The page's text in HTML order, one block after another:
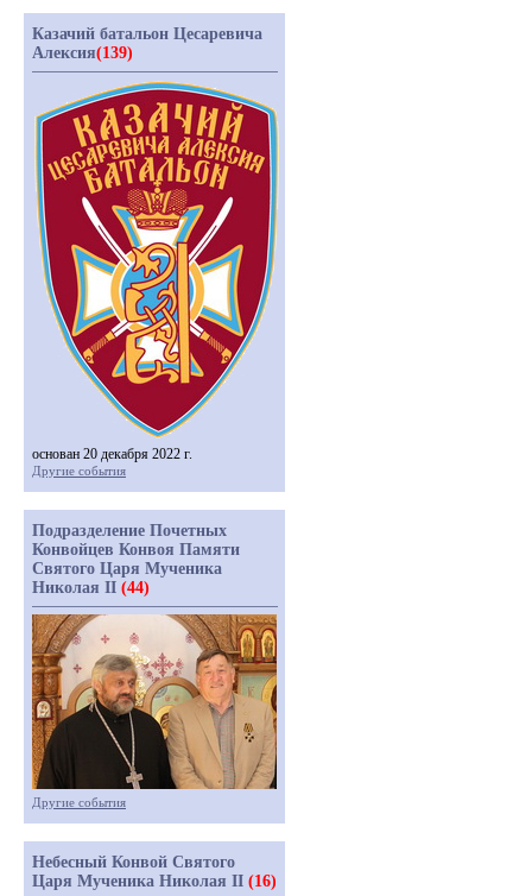
Казачий батальон Цесаревича
Алексия(139)
основан 20 декабря 2022 г.
Другие события
Подразделение Почетных
Конвойцев Конвоя Памяти
Святого Царя Мученика
Николая II (44)
Другие события
Небесный Конвой Святого
Царя Мученика Николая II (16)